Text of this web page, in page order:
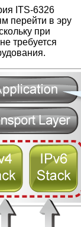
ITS-6326
перейти в эру
при
требуется